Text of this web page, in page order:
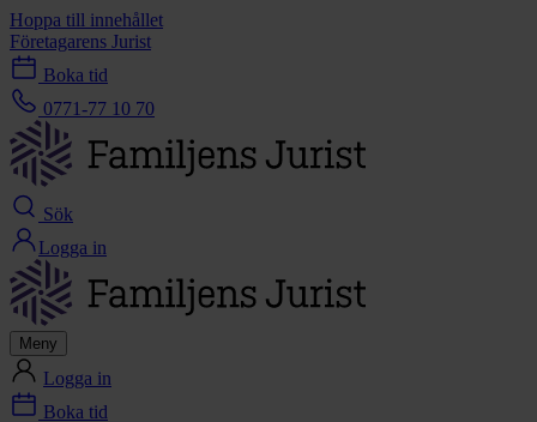
Hoppa till innehållet
Företagarens Jurist
Boka tid
0771-77 10 70
Sök
Logga in
Meny
Logga in
Boka tid